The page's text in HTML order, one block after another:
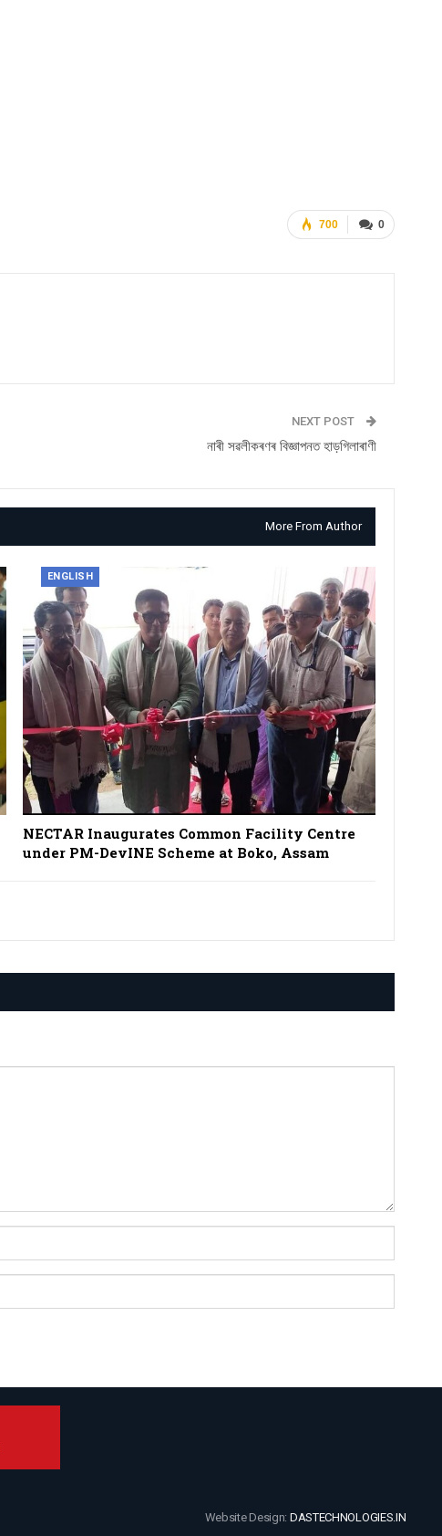
0
700
NEXT POST
নাৰী সৱলীকৰণৰ বিজ্ঞাপনত হাড়গিলাৰাণী
More From Author
ENGLISH
NECTAR Inaugurates Common Facility Centre
under PM-DevINE Scheme at Boko, Assam
Website Design: DASTECHNOLOGIES.IN